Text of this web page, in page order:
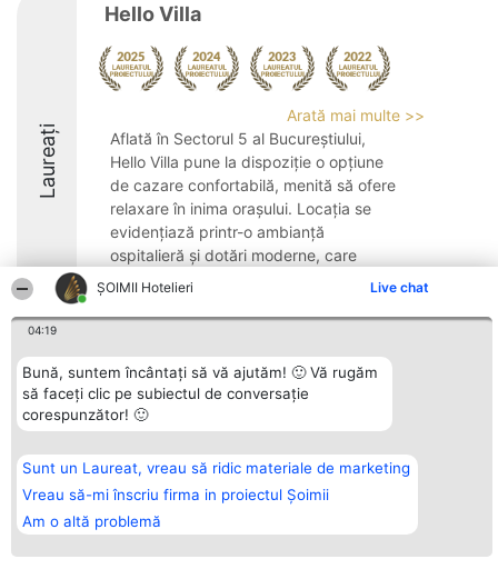
ȘOIMII Hotelieri Live chat
04:19
Bună, suntem încântați să vă ajutăm! 🙂 Vă rugăm
să faceți clic pe subiectul de conversație
corespunzător! 🙂
Sunt un Laureat, vreau să ridic materiale de marketing
Vreau să-mi înscriu firma in proiectul Șoimii
Am o altă problemă
Laureați
Hello Villa
Arată mai multe >>
Aflată în Sectorul 5 al Bucureștiului,
Hello Villa pune la dispoziție o opțiune
de cazare confortabilă, menită să ofere
relaxare în inima orașului. Locația se
evidențiază printr-o ambianță
ospitalieră și dotări moderne, care
răspund exigențelor ...
8.4
Organizator Ranking
BRIGHT SOLUTIONS BR SRL
Aleea Timisul De Sus 2 Bl. A30
București
tel: +40 770 990 492
Plebiscyt
Lista Tuturor
Reguli
Politica de